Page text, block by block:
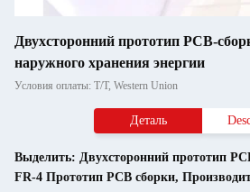
Двухсторонний прототип PCB-
наружного хранения энергии
Условия оплаты: T/T, Western Union
Деталь
Выделить: Двухсторонний прототип
FR-4 Прототип PCB сборки,